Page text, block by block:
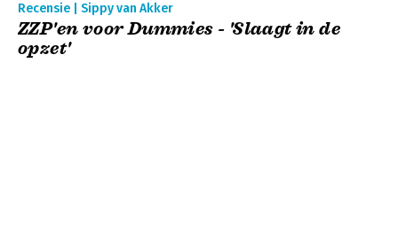
Recensie | Sippy van Akker
ZZP'en voor Dummies - 'Slaagt in de
opzet'